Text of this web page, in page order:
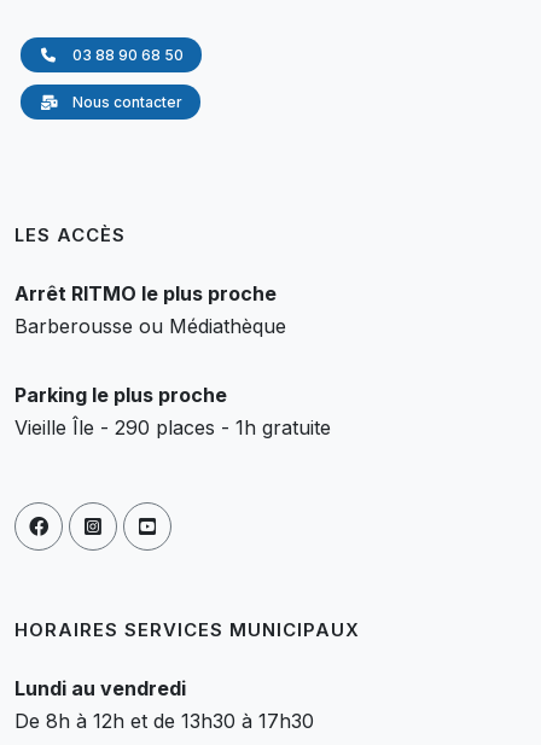
03 88 90 68 50
Nous contacter
LES ACCÈS
Arrêt RITMO le plus proche
Barberousse ou Médiathèque
Parking le plus proche
Vieille Île - 290 places - 1h gratuite
HORAIRES SERVICES MUNICIPAUX
Lundi au vendredi
De 8h à 12h et de 13h30 à 17h30